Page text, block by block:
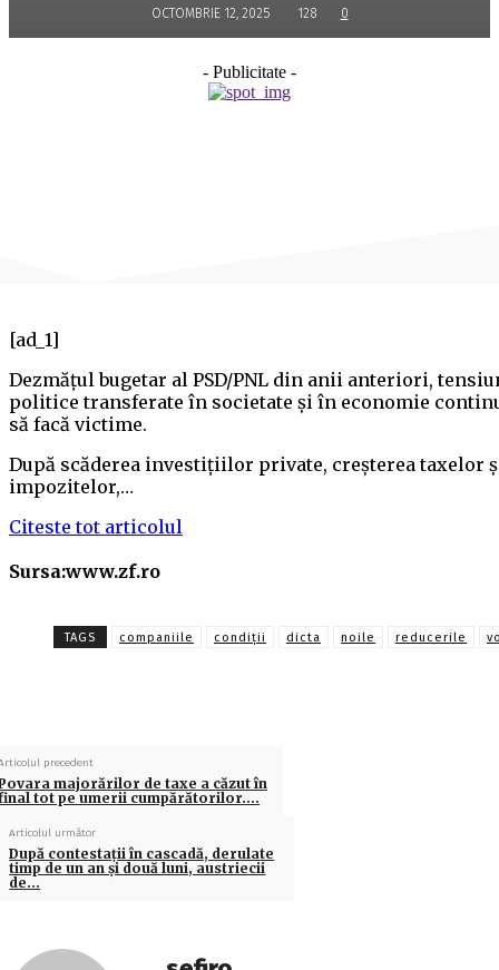
OCTOMBRIE 12, 2025 128 0
- Publicitate -
[ad_1]
Dezmăţul bugetar al PSD/PNL din anii anteriori,
politice transferate în societate şi în economie
să facă victime.
După scăderea investiţiilor private, creşterea taxelor
impozitelor,…
Citeste tot articolul
Sursa:www.zf.ro
TAGS companiile condiții dicta noile reducerile
precedent
majorărilor de taxe a căzut în
tot pe umerii cumpărătorilor….
Articolul următor
După contestaţii în cascadă, derulate
timp de un an şi două luni, austriecii
de…